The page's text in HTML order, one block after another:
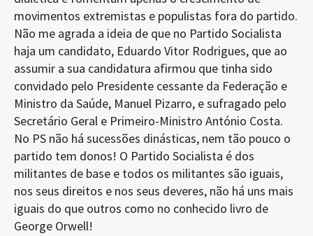
movimentos extremistas e populistas fora do partido.
Não me agrada a ideia de que no Partido Socialista
haja um candidato, Eduardo Vitor Rodrigues, que ao
assumir a sua candidatura afirmou que tinha sido
convidado pelo Presidente cessante da Federação e
Ministro da Saúde, Manuel Pizarro, e sufragado pelo
Secretário Geral e Primeiro-Ministro António Costa.
No PS não há sucessões dinásticas, nem tão pouco o
partido tem donos! O Partido Socialista é dos
militantes de base e todos os militantes são iguais,
nos seus direitos e nos seus deveres, não há uns mais
iguais do que outros como no conhecido livro de
George Orwell!